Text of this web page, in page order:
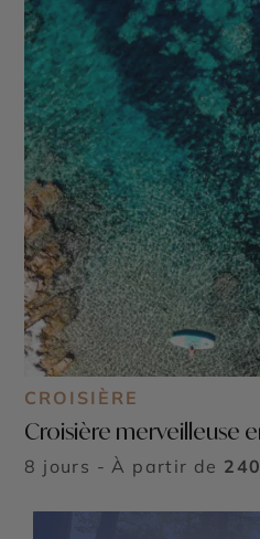
CROISIÈRE
Croisière merveilleuse
8 jours - À partir de